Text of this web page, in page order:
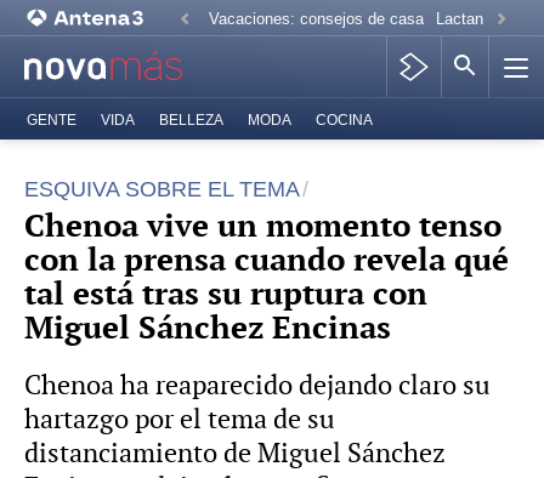
Vacaciones: consejos de casa Lactancia
GENTE VIDA BELLEZA MODA COCINA
ESQUIVA SOBRE EL TEMA
Chenoa vive un momento tenso
con la prensa cuando revela qué
tal está tras su ruptura con
Miguel Sánchez Encinas
Chenoa ha reaparecido dejando claro su
hartazgo por el tema de su
distanciamiento de Miguel Sánchez